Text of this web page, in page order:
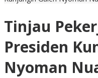
Tinjau
Presiden
Nyoman